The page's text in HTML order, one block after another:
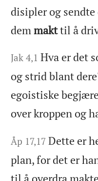
disipler og
demmakttil å
Jak 4,1 Hva er det
og strid blant
egoistiske
over kroppen og
Åp 17,17 Dette er
plan, for det er